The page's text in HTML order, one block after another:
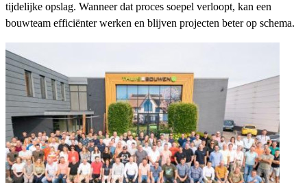
tijdelijke opslag. Wanneer dat proces soepel verloopt, kan een
bouwteam efficiënter werken en blijven projecten beter op schema.